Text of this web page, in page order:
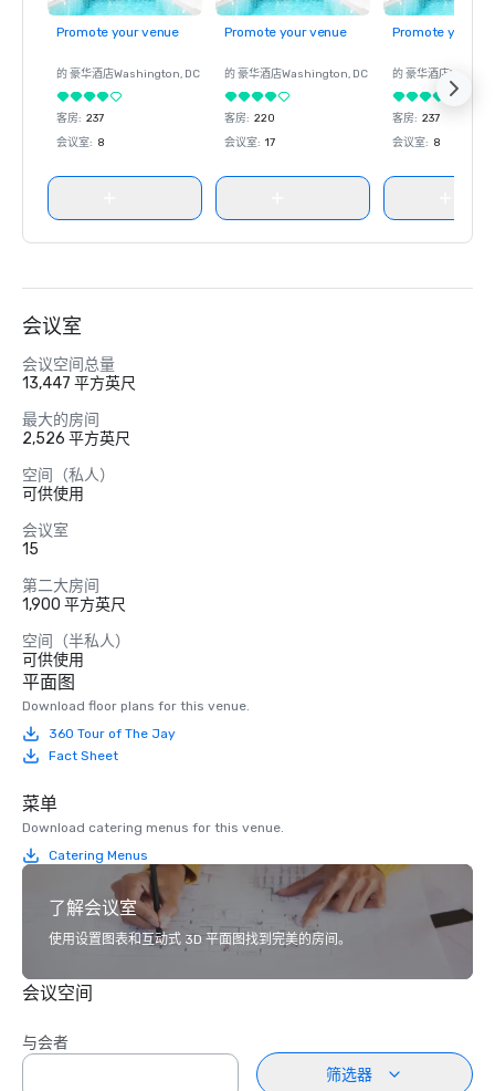
Promote your venue
的 豪华酒店Washington, DC
客房: 237
会议室: 8
Promote your venue
的 豪华酒店Washington, DC
客房: 220
会议室: 17
Promote your
的 豪华酒店
客房: 237
会议室: 8
会议室
会议空间总量
13,447 平方英尺
最大的房间
2,526 平方英尺
空间（私人）
可供使用
会议室
15
第二大房间
1,900 平方英尺
空间（半私人）
可供使用
平面图
Download floor plans for this venue.
360 Tour of The Jay
Fact Sheet
菜单
Download catering menus for this venue.
Catering Menus
了解会议室
使用设置图表和互动式 3D 平面图找到完美的房间。
会议空间
与会者
筛选器